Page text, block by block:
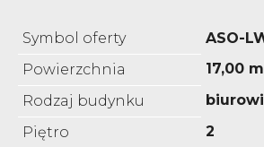
Symbol oferty
ASO-
Powierzchnia
17,00
Rodzaj budynku
Piętro
2